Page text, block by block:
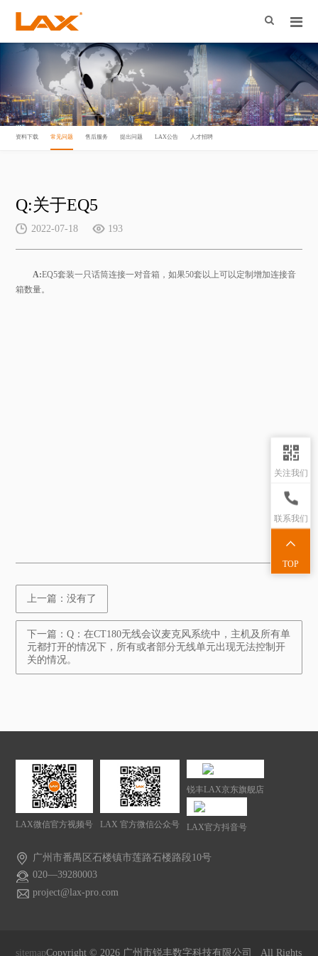
资料下载 常见问题 售后服务 提出问题 LAX公告 人才招聘
Q:关于EQ5
2022-07-18 193
A:EQ5套装一只话筒连接一对音箱，如果50套以上可以定制增加连接音
箱数量。
上一篇：没有了
下一篇：Q：在CT180无线会议麦克风系统中，主机及所有单
元都打开的情况下，所有或者部分无线单元出现无法控制开
关的情况。
LAX微信官方视频号 LAX 官方微信公众号
锐丰LAX京东旗舰店
LAX官方抖音号
广州市番禺区石楼镇市莲路石楼路段10号
020—39280003
project@lax-pro.com
sitemapCopyright ©2026 广州市锐丰数字科技有限公司 All Rights
关注我们
联系我们
TOP